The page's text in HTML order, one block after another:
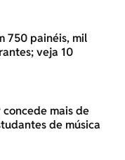
750 painéis, mil
veja 10
mais de
de música